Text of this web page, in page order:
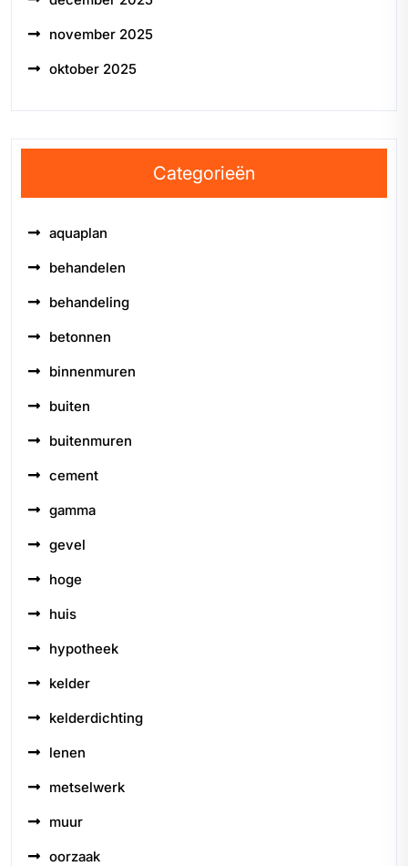
november 2025
oktober 2025
Categorieën
aquaplan
behandelen
behandeling
betonnen
binnenmuren
buiten
buitenmuren
cement
gamma
gevel
hoge
huis
hypotheek
kelder
kelderdichting
lenen
metselwerk
muur
oorzaak